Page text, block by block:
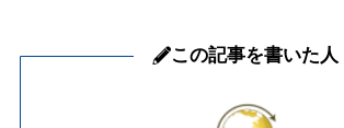
この記事を書いた人